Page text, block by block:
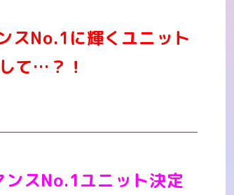
スNo.1に輝くユニット
て…？！
スNo.1ユニット決定